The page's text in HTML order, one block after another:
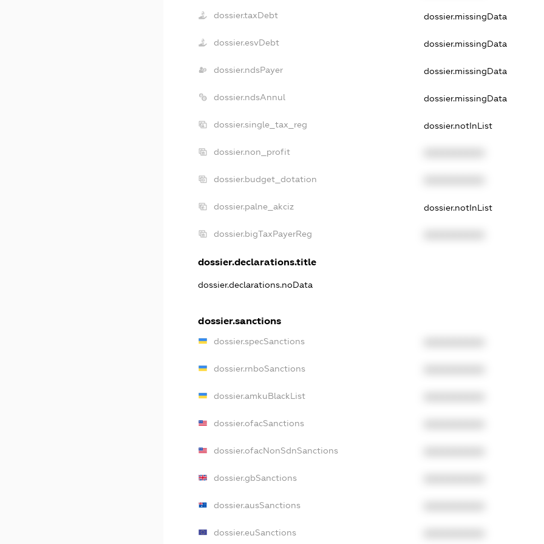
dossier.taxDebt dossier.missingData
dossier.esvDebt dossier.missingData
dossier.ndsPayer dossier.missingData
dossier.ndsAnnul dossier.missingData
dossier.single_tax_reg dossier.notInList
dossier.non_profit
dossier.budget_dotation
dossier.palne_akciz dossier.notInList
dossier.bigTaxPayerReg
dossier.declarations.title
dossier.declarations.noData
dossier.sanctions
dossier.specSanctions
dossier.rnboSanctions
dossier.amkuBlackList
dossier.ofacSanctions
dossier.ofacNonSdnSanctions
dossier.gbSanctions
dossier.ausSanctions
dossier.euSanctions